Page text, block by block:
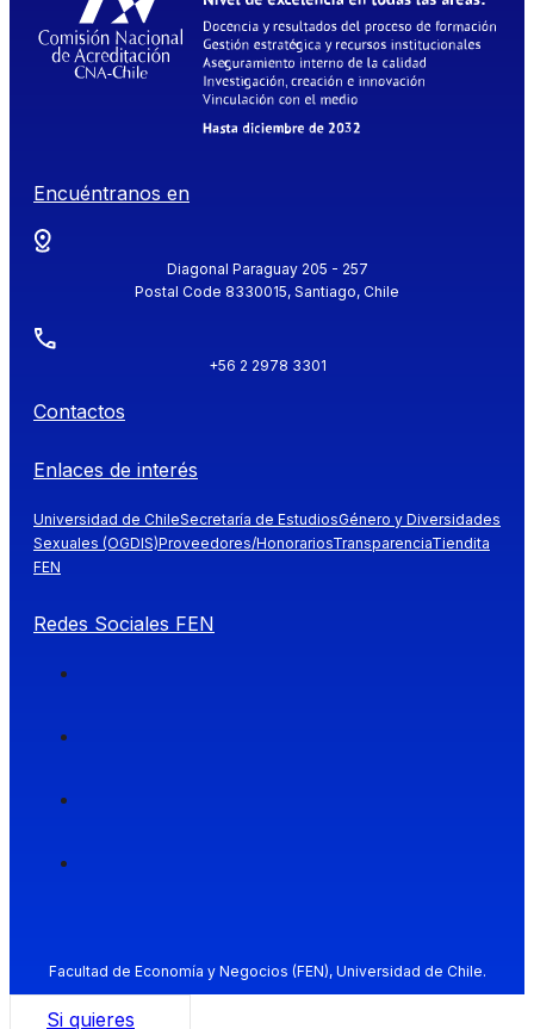
Encuéntranos en
Diagonal Paraguay 205 - 257
Postal Code 8330015, Santiago, Chile
+56 2 2978 3301
Contactos
Enlaces de interés
Universidad de ChileSecretaría de EstudiosGénero y Diversidades
Sexuales (OGDIS)Proveedores/HonorariosTransparenciaTiendita
FEN
Redes Sociales FEN
Facultad de Economía y Negocios (FEN), Universidad de Chile.
Si quieres